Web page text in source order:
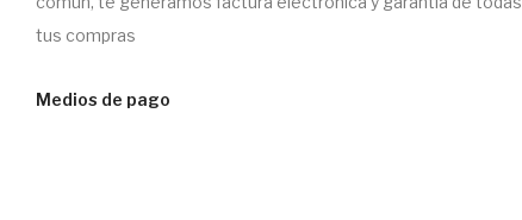
tus compras
Medios de pago